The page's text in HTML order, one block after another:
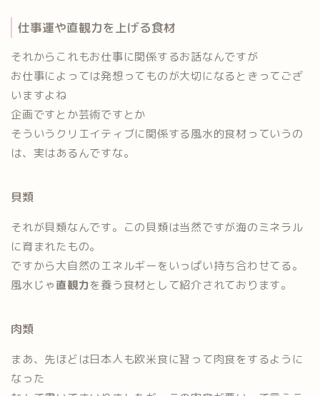
仕事運や直観力を上げる食材
それからこれもお仕事に関係するお話なんですが
お仕事によっては発想ってものが大切になるときってござ
いますよね
企画ですとか芸術ですとか
そういうクリエイティブに関係する風水的食材っていうの
は、実はあるんですな。
貝類
それが貝類なんです。この貝類は当然ですが海のミネラル
に育まれたもの。
ですから大自然のエネルギーをいっぱい持ち合わせてる。
風水じゃ直観力を養う食材として紹介されております。
肉類
まあ、先ほどは日本人も欧米食に習って肉食をするように
なった